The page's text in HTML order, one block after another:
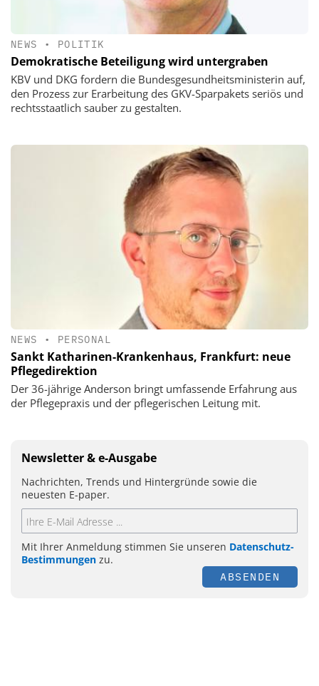
NEWS • POLITIK
Demokratische Beteiligung wird untergraben
KBV und DKG fordern die Bundesgesundheitsministerin auf,
den Prozess zur Erarbeitung des GKV-Sparpakets seriös und
rechtsstaatlich sauber zu gestalten.
NEWS • PERSONAL
Sankt Katharinen-Krankenhaus, Frankfurt: neue
Pflegedirektion
Der 36-jährige Anderson bringt umfassende Erfahrung aus
der Pflegepraxis und der pflegerischen Leitung mit.
Newsletter & e-Ausgabe
Nachrichten, Trends und Hintergründe sowie die
neuesten E-paper.
Mit Ihrer Anmeldung stimmen Sie unseren Datenschutz-
Bestimmungen zu.
ABSENDEN